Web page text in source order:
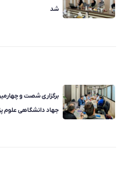
شد
برگزاری شصت و
جهاد دانشگاهی علوم